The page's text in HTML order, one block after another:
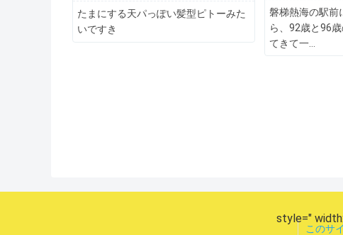
たまにする天パっぽい髪型ピトーみた
いですき
磐梯熱海の駅前
ら、92歳と96
てきて一
このサ
style="